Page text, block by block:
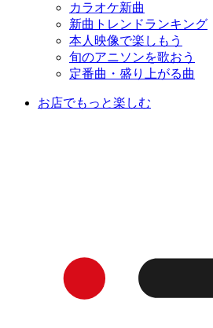
カラオケ新曲
新曲トレンドランキング
本人映像で楽しもう
旬のアニソンを歌おう
定番曲・盛り上がる曲
お店でもっと楽しむ